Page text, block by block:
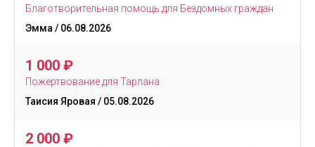
Благотворительная помощь для Бездомных граждан
Эмма / 06.08.2026
1 000 ₽
Пожертвование для Тарлана
Таисия Яровая / 05.08.2026
2 000 ₽